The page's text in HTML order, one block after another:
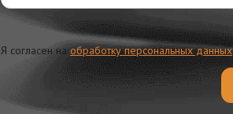
Я согласен на обработку персональных данных